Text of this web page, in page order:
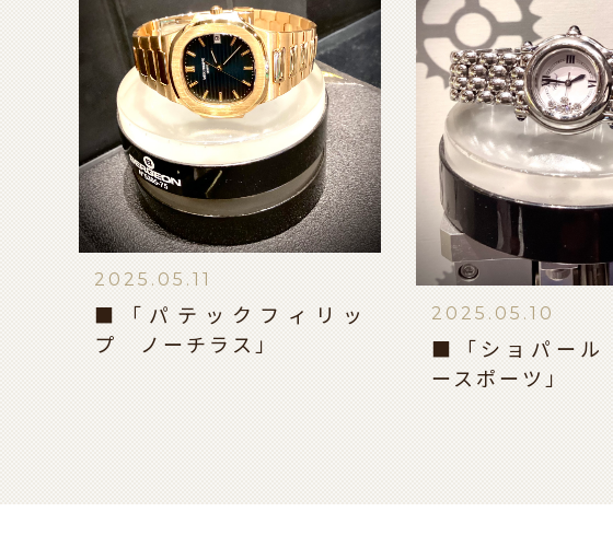
2025.05.11
■「パテックフィリッ
プ ノーチラス」
2025.05.10
■「ショパー
ースポーツ」